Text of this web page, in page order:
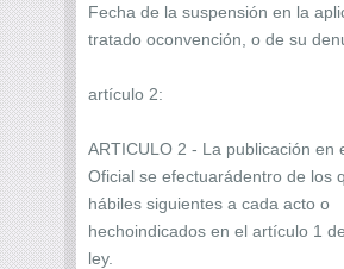
Fecha de la suspensión en la
tratado oconvención, o de su
artículo 2:
ARTICULO 2 - La publicación en
Oficial se efectuarádentro de los
hábiles siguientes a cada acto o
hechoindicados en el artículo 1
ley.